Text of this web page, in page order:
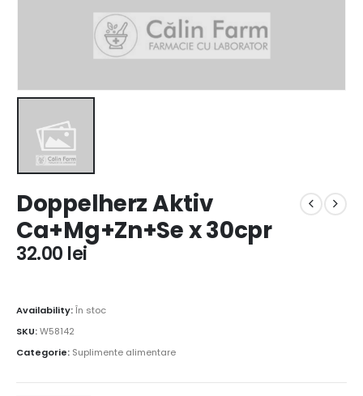
Doppelherz Aktiv
Ca+Mg+Zn+Se x 30cpr
32.00 lei
Availability:În stoc
SKU:W58142
Categorie: Suplimente alimentare